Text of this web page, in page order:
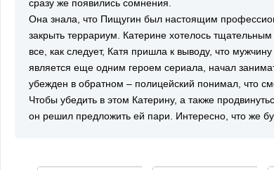
сразу же появились сомнения.
Она знала, что Пищугин был настоящим
закрыть террариум. Катерине хотелось
все, как следует, Катя пришла к выводу, что
является еще одним героем сериала, начал
убежден в обратном – полицейский понимал, что
Чтобы убедить в этом Катерину, а также
он решил предложить ей пари. Интересно, что же